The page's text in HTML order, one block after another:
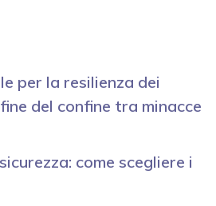
per la resilienza dei
del confine tra minacce
come scegliere i